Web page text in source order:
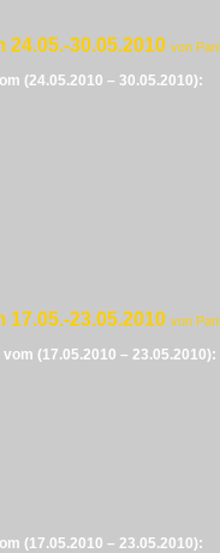
24.05.-30.05.2010 von
(24.05.2010 – 30.05.2010):
17.05.-23.05.2010 von
(17.05.2010 – 23.05.2010):
(17.05.2010 – 23.05.2010):